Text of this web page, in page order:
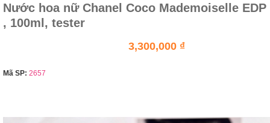
Nước hoa nữ Chanel Coco Mademoiselle EDP
, 100ml, tester
3,300,000 ₫
Mã SP: 2657